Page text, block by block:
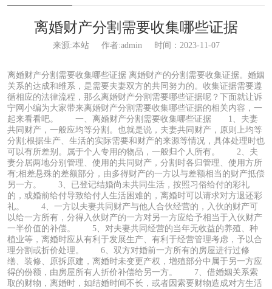
离婚财产分割需要收集哪些证据
来源:本站 作者:admin 时间：2023-11-07
离婚财产分割需要收集哪些证据 离婚财产的分割需要收集证据。婚姻
关系的达成和维系，是需要夫妻双方的共同努力的。收集证据需要遵
循相应的法律流程，那么离婚财产分割需要哪些证据呢？下面就让诉
宁网小编为大家带来离婚财产分割需要收集哪些证据的相关内容，一
起来看看吧。 一、离婚财产分割需要收集哪些证据 1、夫妻
共同财产，一般应均等分割。也就是说，夫妻共同财产，原则上均等
分割;根据生产、生活的实际需要和财产的来源等情况，具体处理时也
可以有所差别。属于个人专用的物品，一般归个人所有。 2、夫
妻分居两地分别管理、使用的共同财产，分割时各归管理、使用方所
有;相差悬殊的差额部分，由多得财产的一方以与差额相当的财产抵偿
另一方。 3、已登记结婚尚未共同生活，按照习俗给付的彩礼
的，或婚前给付导致给付人生活困难的，离婚时可以请求对方退还彩
礼。 4、一方以夫妻共同财产与他人合伙经营的，入伙的财产可
以给一方所有，分得入伙财产的一方对另一方应给予相当于入伙财产
一半价值的补偿。 5、对夫妻共同经营的当年无收益的养殖、种
植业等，离婚时应从有利于发展生产、有利于经营管理考虑，予以合
理分割或折价处理。 6、双方对婚前一方所有的房屋进行过修
缮、装修、原拆原建，离婚时未变更产权，增殖部分中属于另一方应
得的份额，由房屋所有人折价补偿给另一方。 7、借婚姻关系索
取的财物，离婚时，如结婚时间不长，或者因索要财物造成对方生活